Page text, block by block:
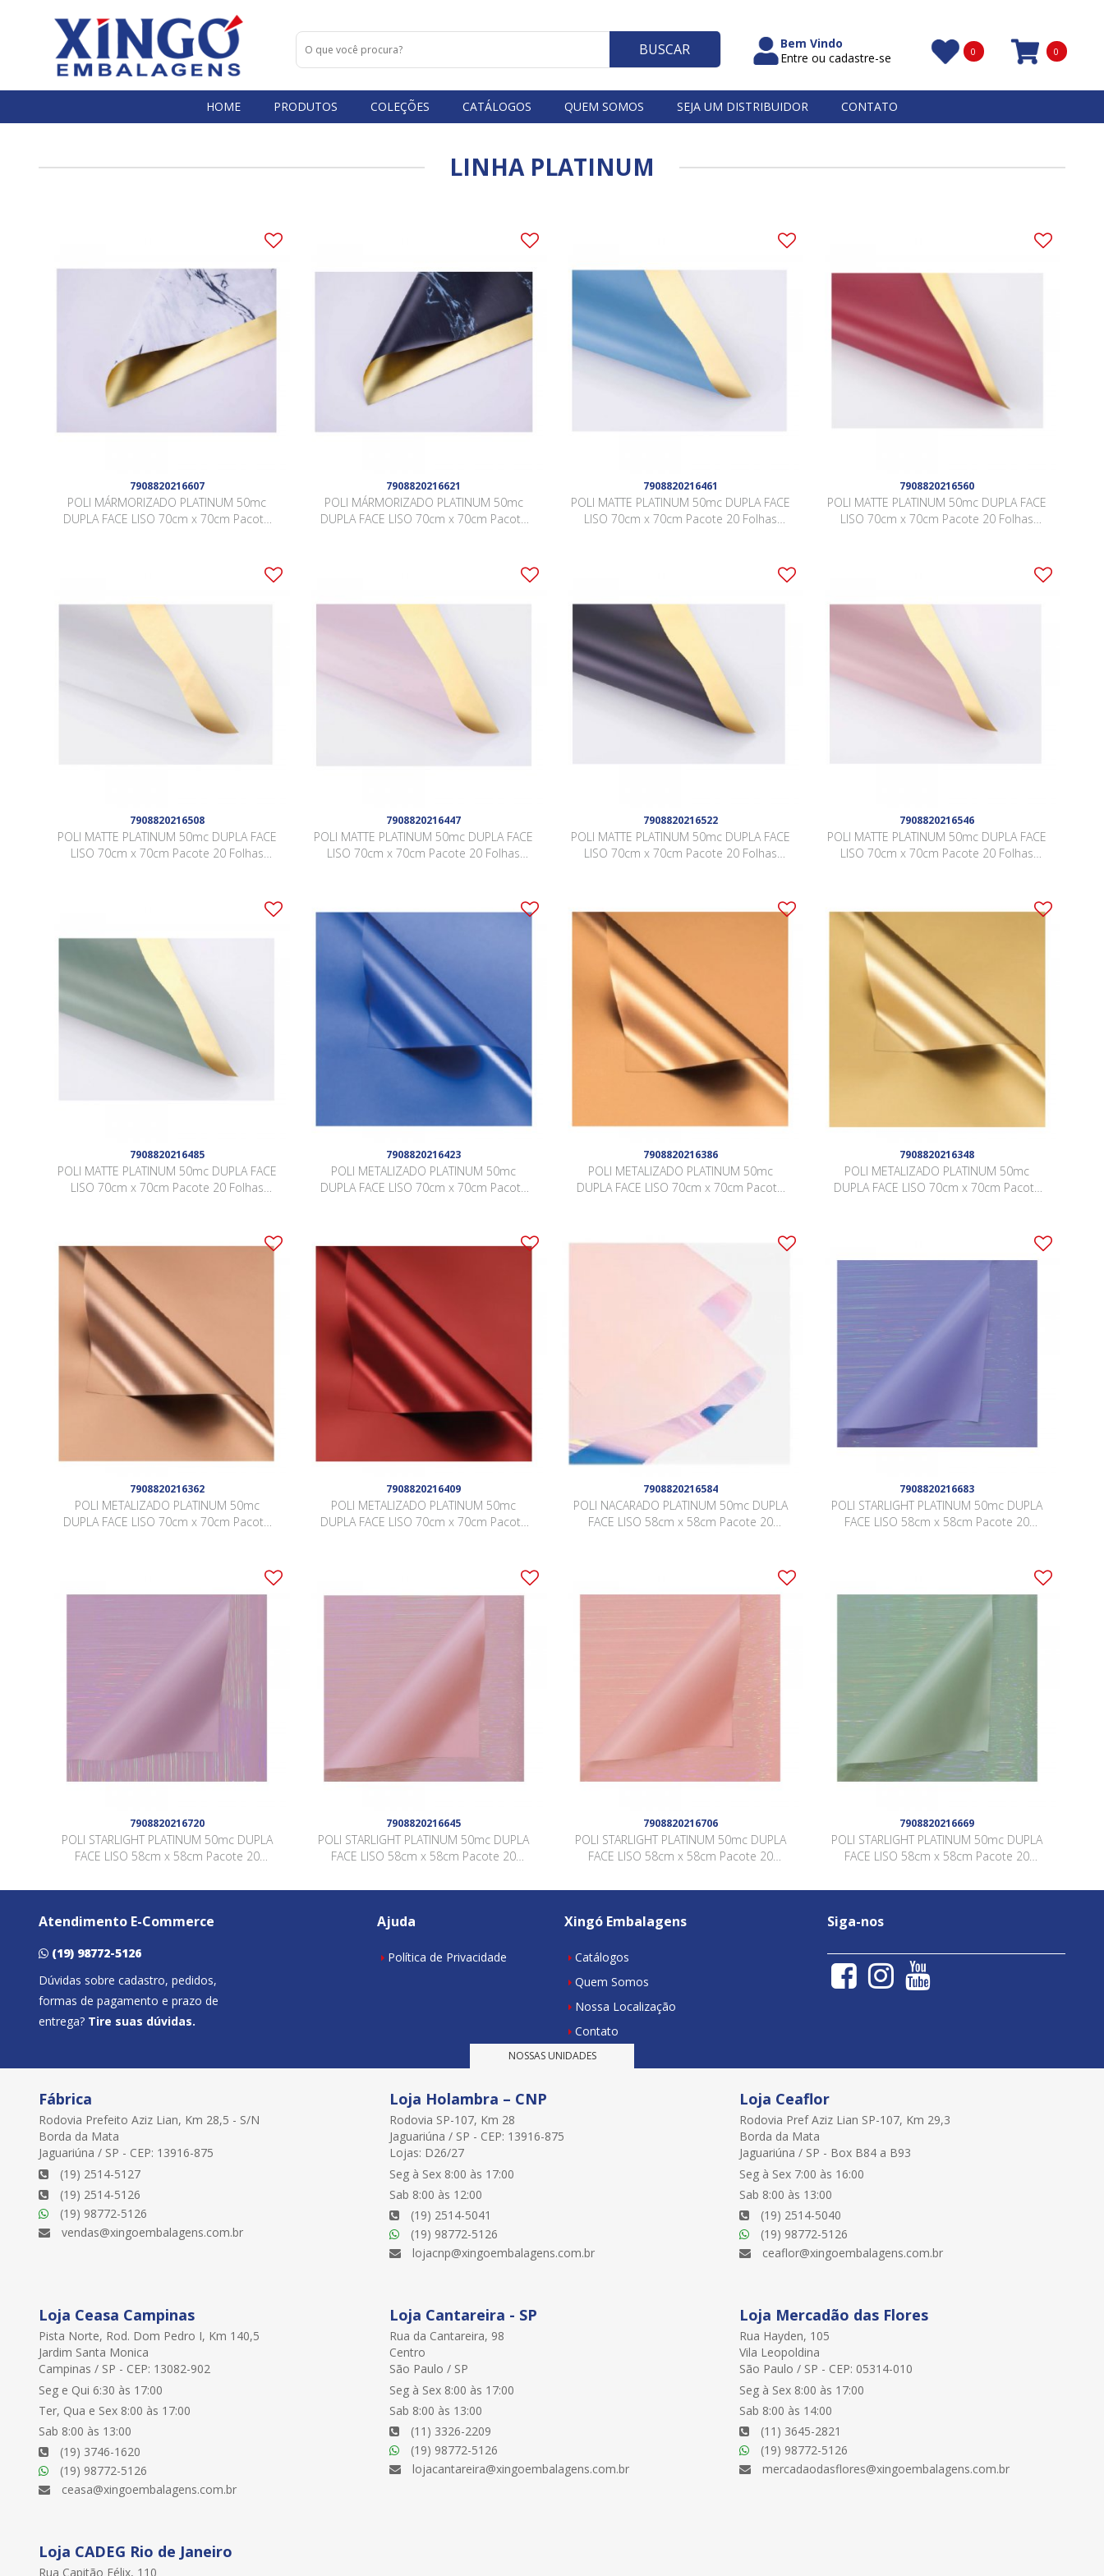
BUSCAR
0
0
Bem Vindo
Entre ou cadastre-se
HOME PRODUTOS COLEÇÕES CATÁLOGOS QUEM SOMOS SEJA UM DISTRIBUIDOR CONTATO
LINHA PLATINUM
7908820216607
POLI MÁRMORIZADO PLATINUM 50mc
DUPLA FACE LISO 70cm x 70cm Pacote
7908820216621
POLI MÁRMORIZADO PLATINUM 50mc
DUPLA FACE LISO 70cm x 70cm Pacote
7908820216461
POLI MATTE PLATINUM 50mc DUPLA FACE
LISO 70cm x 70cm Pacote 20 Folhas
7908820216560
POLI MATTE PLATINUM 50mc DUPLA FACE
LISO 70cm x 70cm Pacote 20 Folhas
7908820216508
POLI MATTE PLATINUM 50mc DUPLA FACE
LISO 70cm x 70cm Pacote 20 Folhas
7908820216447
POLI MATTE PLATINUM 50mc DUPLA FACE
LISO 70cm x 70cm Pacote 20 Folhas
7908820216522
POLI MATTE PLATINUM 50mc DUPLA FACE
LISO 70cm x 70cm Pacote 20 Folhas
7908820216546
POLI MATTE PLATINUM 50mc DUPLA FACE
LISO 70cm x 70cm Pacote 20 Folhas
7908820216485
POLI MATTE PLATINUM 50mc DUPLA FACE
LISO 70cm x 70cm Pacote 20 Folhas
7908820216423
POLI METALIZADO PLATINUM 50mc
DUPLA FACE LISO 70cm x 70cm Pacote
7908820216386
POLI METALIZADO PLATINUM 50mc
DUPLA FACE LISO 70cm x 70cm Pacote
7908820216348
POLI METALIZADO PLATINUM 50mc
DUPLA FACE LISO 70cm x 70cm Pacote
7908820216362
POLI METALIZADO PLATINUM 50mc
DUPLA FACE LISO 70cm x 70cm Pacote
7908820216409
POLI METALIZADO PLATINUM 50mc
DUPLA FACE LISO 70cm x 70cm Pacote
7908820216584
POLI NACARADO PLATINUM 50mc DUPLA
FACE LISO 58cm x 58cm Pacote 20
7908820216683
POLI STARLIGHT PLATINUM 50mc DUPLA
FACE LISO 58cm x 58cm Pacote 20
7908820216720
POLI STARLIGHT PLATINUM 50mc DUPLA
FACE LISO 58cm x 58cm Pacote 20
7908820216645
POLI STARLIGHT PLATINUM 50mc DUPLA
FACE LISO 58cm x 58cm Pacote 20
7908820216706
POLI STARLIGHT PLATINUM 50mc DUPLA
FACE LISO 58cm x 58cm Pacote 20
QSWL005
7908820216669
POLI STARLIGHT PLATINUM 50mc DUPLA
FACE LISO 58cm x 58cm Pacote 20
Atendimento E-Commerce
(19) 98772-5126
Dúvidas sobre cadastro, pedidos,
formas de pagamento e prazo de
entrega? Tire suas dúvidas.
Ajuda
Política de Privacidade
Xingó Embalagens
Catálogos
Quem Somos
Nossa Localização
Contato
Siga-nos
NOSSAS UNIDADES
Fábrica
Rodovia Prefeito Aziz Lian, Km 28,5 - S/N
Borda da Mata
Jaguariúna / SP - CEP: 13916-875
(19) 2514-5127
(19) 2514-5126
(19) 98772-5126
vendas@xingoembalagens.com.br
Loja Holambra – CNP
Rodovia SP-107, Km 28
Jaguariúna / SP - CEP: 13916-875
Lojas: D26/27
Seg à Sex 8:00 às 17:00
Sab 8:00 às 12:00
(19) 2514-5041
(19) 98772-5126
lojacnp@xingoembalagens.com.br
Loja Ceaflor
Rodovia Pref Aziz Lian SP-107, Km 29,3
Borda da Mata
Jaguariúna / SP - Box B84 a B93
Seg à Sex 7:00 às 16:00
Sab 8:00 às 13:00
(19) 2514-5040
(19) 98772-5126
ceaflor@xingoembalagens.com.br
Loja Ceasa Campinas
Pista Norte, Rod. Dom Pedro I, Km 140,5
Jardim Santa Monica
Campinas / SP - CEP: 13082-902
Seg e Qui 6:30 às 17:00
Ter, Qua e Sex 8:00 às 17:00
Sab 8:00 às 13:00
(19) 3746-1620
(19) 98772-5126
ceasa@xingoembalagens.com.br
Loja Cantareira - SP
Rua da Cantareira, 98
Centro
São Paulo / SP
Seg à Sex 8:00 às 17:00
Sab 8:00 às 13:00
(11) 3326-2209
(19) 98772-5126
lojacantareira@xingoembalagens.com.br
Loja Mercadão das Flores
Rua Hayden, 105
Vila Leopoldina
São Paulo / SP - CEP: 05314-010
Seg à Sex 8:00 às 17:00
Sab 8:00 às 14:00
(11) 3645-2821
(19) 98772-5126
mercadaodasflores@xingoembalagens.com.br
Loja CADEG Rio de Janeiro
Rua Capitão Félix, 110